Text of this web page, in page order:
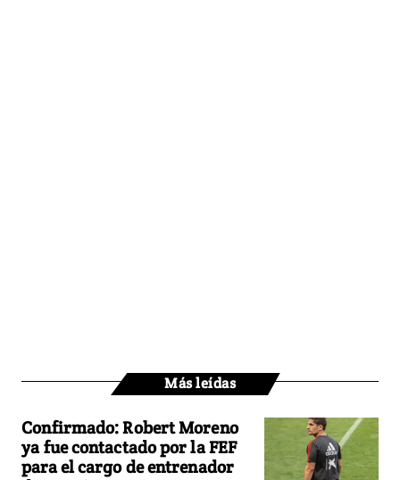
Más leídas
Confirmado: Robert Moreno
ya fue contactado por la FEF
para el cargo de entrenador